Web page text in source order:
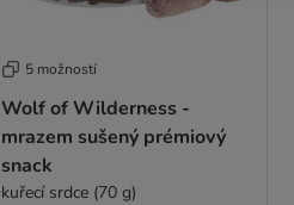
5 možností
Wolf of Wilderness -
mrazem sušený prémiový
snack
kuřecí srdce (70 g)